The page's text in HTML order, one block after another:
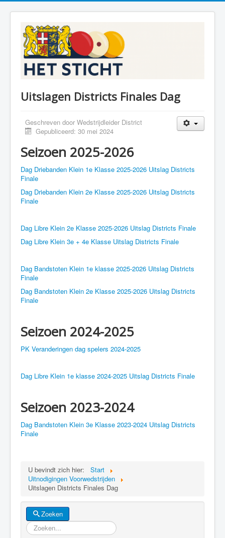
Uitslagen Districts Finales Dag
Geschreven door Wedstrijdleider District
Gepubliceerd: 30 mei 2024
Seizoen 2025-2026
Dag Driebanden Klein 1e Klasse 2025-2026 Uitslag Districts
Finale
Dag Driebanden Klein 2e Klasse 2025-2026 Uitslag Districts
Finale
Dag Libre Klein 2e Klasse 2025-2026 Uitslag Districts Finale
Dag Libre Klein 3e + 4e Klasse Uitslag Districts Finale
Dag Bandstoten Klein 1e klasse 2025-2026 Uitslag Districts
Finale
Dag Bandstoten Klein 2e Klasse 2025-2026 Uitslag Districts
Finale
Seizoen 2024-2025
PK Veranderingen dag spelers 2024-2025
Dag Libre Klein 1e klasse 2024-2025 Uitslag Districts Finale
Seizoen 2023-2024
Dag Bandstoten Klein 3e Klasse 2023-2024 Uitslag Districts
Finale
U bevindt zich hier:
Start
Uitnodigingen Voorwedstrijden
Uitslagen Districts Finales Dag
Zoeken
Zoeken